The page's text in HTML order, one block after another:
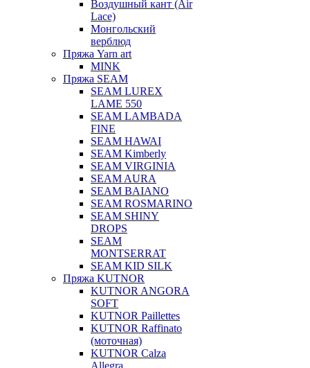
Воздушный кант (Air
Lace)
Монгольский
верблюд
Пряжа Yarn art
MINK
Пряжа SEAM
SEAM LUREX
LAME 550
SEAM LAMBADA
FINE
SEAM HAWAI
SEAM Kimberly
SEAM VIRGINIA
SEAM AURA
SEAM BAIANO
SEAM ROSMARINO
SEAM SHINY
DROPS
SEAM
MONTSERRAT
SEAM KID SILK
Пряжа KUTNOR
KUTNOR ANGORA
SOFT
KUTNOR Paillettes
KUTNOR Raffinato
(моточная)
KUTNOR Calza
Allegra